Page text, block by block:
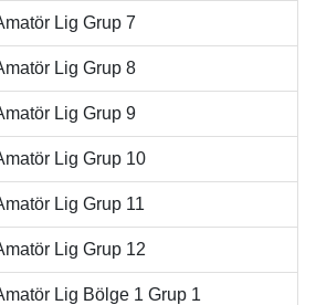
Lig Grup 7
Lig Grup 8
Lig Grup 9
Lig Grup 10
Lig Grup 11
Lig Grup 12
Lig Bölge 1 Grup 1